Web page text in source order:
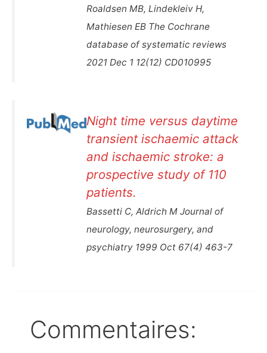
Roaldsen MB, Lindekleiv H,
Mathiesen EB The Cochrane
database of systematic reviews
2021 Dec 1 12(12) CD010995
Night time versus daytime
transient ischaemic attack
and ischaemic stroke: a
prospective study of 110
patients.
Bassetti C, Aldrich M Journal of
neurology, neurosurgery, and
psychiatry 1999 Oct 67(4) 463-7
Commentaires: